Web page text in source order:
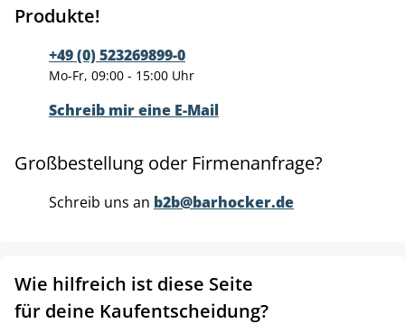
Produkte!
+49 (0) 523269899-0
Mo-Fr, 09:00 - 15:00 Uhr
Schreib mir eine E-Mail
Großbestellung oder Firmenanfrage?
Schreib uns an b2b@barhocker.de
Wie hilfreich ist diese Seite
für deine Kaufentscheidung?